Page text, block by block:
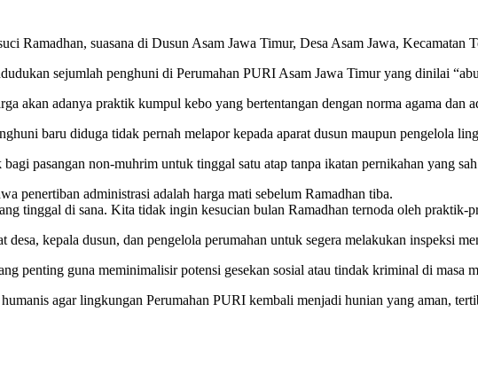
Ramadhan, suasana di Dusun Asam Jawa Timur, Desa Asam Jawa, Kecamatan
sejumlah penghuni di Perumahan PURI Asam Jawa Timur yang dinilai
akan adanya praktik kumpul kebo yang bertentangan dengan norma agama dan
baru diduga tidak pernah melapor kepada aparat dusun maupun pengelola
pasangan non-muhrim untuk tinggal satu atap tanpa ikatan pernikahan yang
penertiban administrasi adalah harga mati sebelum Ramadhan tiba.
tinggal di sana. Kita tidak ingin kesucian bulan Ramadhan ternoda oleh
desa, kepala dusun, dan pengelola perumahan untuk segera melakukan inspeksi
penting guna meminimalisir potensi gesekan sosial atau tindak kriminal di masa
agar lingkungan Perumahan PURI kembali menjadi hunian yang aman,